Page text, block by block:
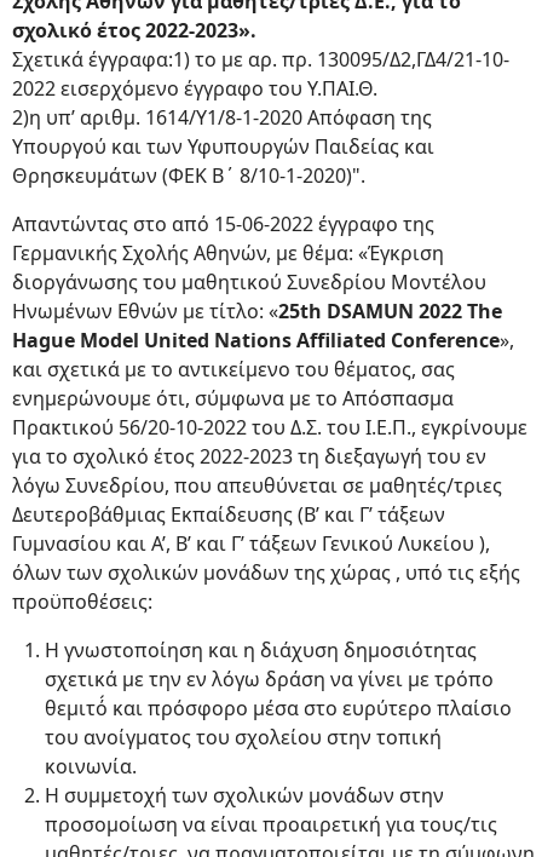
σχολικό έτος 2022-2023».
Σχετικά έγγραφα:1) το με αρ. πρ. 130095/Δ2,ΓΔ4/21-10-
2022 εισερχόμενο έγγραφο του Υ.ΠΑΙ.Θ.
2)η υπ’ αριθμ. 1614/Υ1/8-1-2020 Απόφαση της
Υπουργού και των Υφυπουργών Παιδείας και
Θρησκευμάτων (ΦΕΚ Β΄ 8/10-1-2020)".
Απαντώντας στο από 15-06-2022 έγγραφο της
Γερμανικής Σχολής Αθηνών, με θέμα: «Έγκριση
διοργάνωσης του μαθητικού Συνεδρίου Μοντέλου
Ηνωμένων Εθνών με τίτλο: «25th DSAMUN 2022 The
Hague Model United Nations Affiliated Conference»,
και σχετικά με το αντικείμενο του θέματος, σας
ενημερώνουμε ότι, σύμφωνα με το Απόσπασμα
Πρακτικού 56/20-10-2022 του Δ.Σ. του Ι.Ε.Π., εγκρίνουμε
για το σχολικό έτος 2022-2023 τη διεξαγωγή του εν
λόγω Συνεδρίου, που απευθύνεται σε μαθητές/τριες
Δευτεροβάθμιας Εκπαίδευσης (Β’ και Γ’ τάξεων
Γυμνασίου και Α’, Β’ και Γ’ τάξεων Γενικού Λυκείου ),
όλων των σχολικών μονάδων της χώρας , υπό τις εξής
προϋποθέσεις:
Η γνωστοποίηση και η διάχυση δημοσιότητας
σχετικά με την εν λόγω δράση να γίνει με τρόπο
θεμιτό́ και πρόσφορο μέσα στο ευρύτερο πλαίσιο
του ανοίγματος του σχολείου στην τοπική
κοινωνία.
Η συμμετοχή των σχολικών μονάδων στην
προσομοίωση να είναι προαιρετική για τους/τις